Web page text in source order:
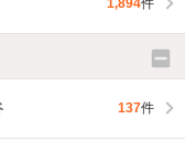
1,894件
137件